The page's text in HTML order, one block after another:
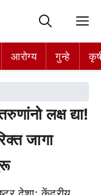
आरोग्य गुन्हे
लक्ष द्या!
जागा